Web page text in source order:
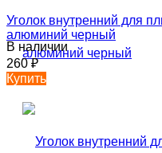
Уголок внутренний для
алюминий черный
В наличии
260₽
Купить